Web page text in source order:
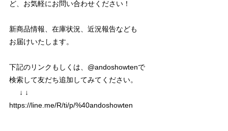
ど、お気軽にお問い合わせください！
新商品情報、在庫状況、近況報告なども
お届けいたします。
下記のリンクもしくは、@andoshowtenで
検索して友だち追加してみてください。
↓ ↓
https://line.me/R/ti/p/%40andoshowten